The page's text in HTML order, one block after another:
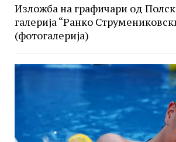
Изложба на графичари од
галерија “Ранко
(фотогалерија)